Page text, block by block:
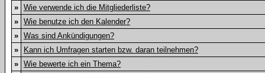
» Wie verwende ich die Mitgliederliste?
» Wie benutze ich den Kalender?
» Was sind Ankündigungen?
»
Kann ich Umfragen starten bzw. daran teilnehmen?
» Wie bewerte ich ein Thema?